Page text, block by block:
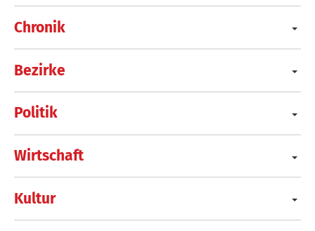
Chronik
Bezirke
Politik
Wirtschaft
Kultur